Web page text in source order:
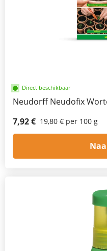
Direct beschikbaar
Neudorff Neudofix
7,92 € 19,80 € per 100 g